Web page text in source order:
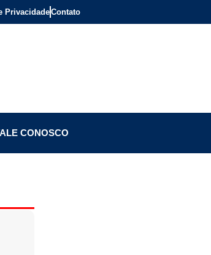
PrivacidadeContato
CONOSCO